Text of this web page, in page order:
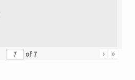
of 7 › »